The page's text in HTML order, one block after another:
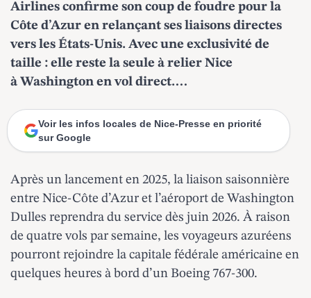
Airlines confirme son coup de foudre pour la
Côte d’Azur en relançant ses liaisons directes
vers les États-Unis. Avec une exclusivité de
taille : elle reste la seule à relier Nice
à Washington en vol direct.…
Voir les infos locales de Nice-Presse en priorité
sur Google
Après un lancement en 2025, la liaison saisonnière
entre Nice-Côte d’Azur et l’aéroport de Washington
Dulles reprendra du service dès juin 2026. À raison
de quatre vols par semaine, les voyageurs azuréens
pourront rejoindre la capitale fédérale américaine en
quelques heures à bord d’un Boeing 767-300.